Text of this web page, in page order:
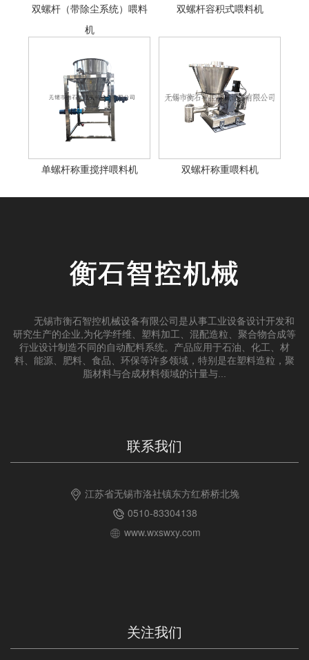
双螺杆（带除尘系统）喂料
机
双螺杆容积式喂料机
单螺杆称重搅拌喂料机 双螺杆称重喂料机
无锡市衡石智控机械设备有限公司是从事工业设备设计开发和
研究生产的企业,为化学纤维、塑料加工、混配造粒、聚合物合成等
行业设计制造不同的自动配料系统。产品应用于石油、化工、材
料、能源、肥料、食品、环保等许多领域，特别是在塑料造粒，聚
脂材料与合成材料领域的计量与...
联系我们
江苏省无锡市洛社镇东方红桥桥北堍
0510-83304138
www.wxswxy.com
关注我们